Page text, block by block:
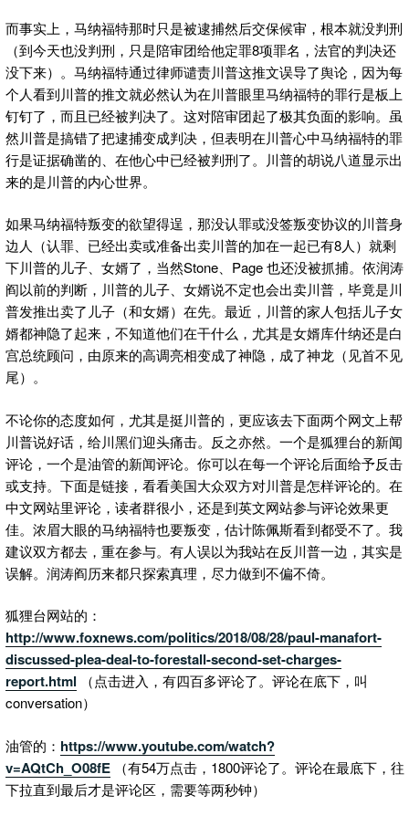
而事实上，马纳福特那时只是被逮捕然后交保候审，根本就没判刑
（到今天也没判刑，只是陪审团给他定罪8项罪名，法官的判决还
没下来）。马纳福特通过律师谴责川普这推文误导了舆论，因为每
个人看到川普的推文就必然认为在川普眼里马纳福特的罪行是板上
钉钉了，而且已经被判决了。这对陪审团起了极其负面的影响。虽
然川普是搞错了把逮捕变成判决，但表明在川普心中马纳福特的罪
行是证据确凿的、在他心中已经被判刑了。川普的胡说八道显示出
来的是川普的内心世界。
如果马纳福特叛变的欲望得逞，那没认罪或没签叛变协议的川普身
边人（认罪、已经出卖或准备出卖川普的加在一起已有8人）就剩
下川普的儿子、女婿了，当然Stone、Page 也还没被抓捕。依润涛
阎以前的判断，川普的儿子、女婿说不定也会出卖川普，毕竟是川
普发推出卖了儿子（和女婿）在先。最近，川普的家人包括儿子女
婿都神隐了起来，不知道他们在干什么，尤其是女婿库什纳还是白
宫总统顾问，由原来的高调亮相变成了神隐，成了神龙（见首不见
尾）。
不论你的态度如何，尤其是挺川普的，更应该去下面两个网文上帮
川普说好话，给川黑们迎头痛击。反之亦然。一个是狐狸台的新闻
评论，一个是油管的新闻评论。你可以在每一个评论后面给予反击
或支持。下面是链接，看看美国大众双方对川普是怎样评论的。在
中文网站里评论，读者群很小，还是到英文网站参与评论效果更
佳。浓眉大眼的马纳福特也要叛变，估计陈佩斯看到都受不了。我
建议双方都去，重在参与。有人误以为我站在反川普一边，其实是
误解。润涛阎历来都只探索真理，尽力做到不偏不倚。
狐狸台网站的：
http://www.foxnews.com/politics/2018/08/28/paul-manafort-
discussed-plea-deal-to-forestall-second-set-charges-
report.html （点击进入，有四百多评论了。评论在底下，叫
conversation）
油管的： https://www.youtube.com/watch?
v=AQtCh_O08fE （有54万点击，1800评论了。评论在最底下，往
下拉直到最后才是评论区，需要等两秒钟）